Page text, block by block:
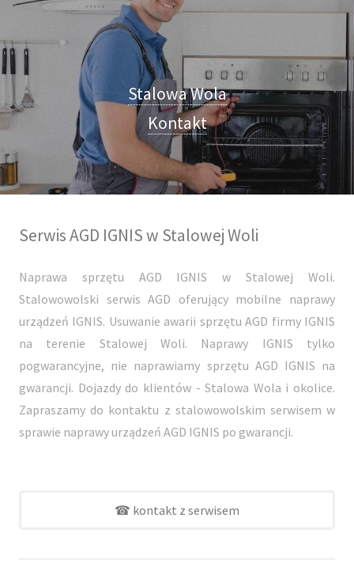
Stalowa Wola
Kontakt
Serwis AGD IGNIS w Stalowej Woli
Naprawa sprzętu AGD IGNIS w Stalowej Woli.
Stalowowolski serwis AGD oferujący mobilne naprawy
urządzeń IGNIS. Usuwanie awarii sprzętu AGD firmy IGNIS
na terenie Stalowej Woli. Naprawy IGNIS tylko
pogwarancyjne, nie naprawiamy sprzętu AGD IGNIS na
gwarancji. Dojazdy do klientów - Stalowa Wola i okolice.
Zapraszamy do kontaktu z stalowowolskim serwisem w
sprawie naprawy urządzeń AGD IGNIS po gwarancji.
☎ kontakt z serwisem